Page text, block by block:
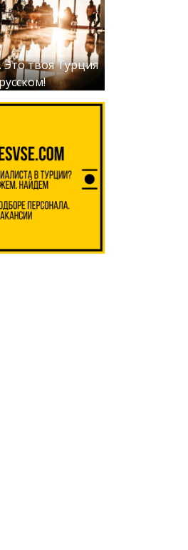
Это твоя Турция